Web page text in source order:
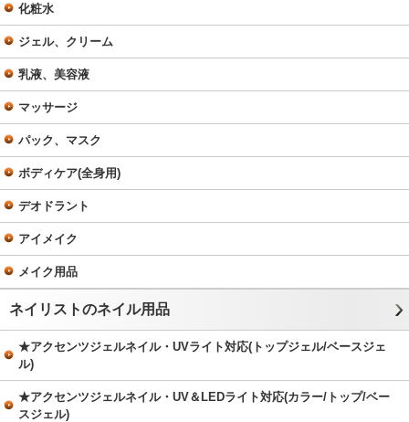
化粧水
ジェル、クリーム
乳液、美容液
マッサージ
パック、マスク
ボディケア(全身用)
デオドラント
アイメイク
メイク用品
ネイリストのネイル用品
★アクセンツジェルネイル・UVライト対応(トップジェル/ベースジェ
ル)
★アクセンツジェルネイル・UV＆LEDライト対応(カラー/トップ/ベー
スジェル)